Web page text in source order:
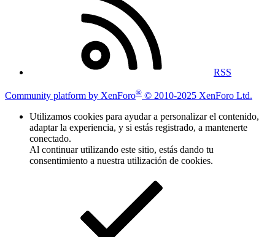
RSS
Community platform by XenForo® © 2010-2025 XenForo Ltd.
Utilizamos cookies para ayudar a personalizar el contenido,
adaptar la experiencia, y si estás registrado, a mantenerte
conectado.
Al continuar utilizando este sitio, estás dando tu
consentimiento a nuestra utilización de cookies.